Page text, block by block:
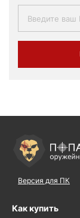
Версия для ПК
Как купить